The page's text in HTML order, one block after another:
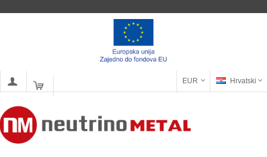
EUR Hrvatski